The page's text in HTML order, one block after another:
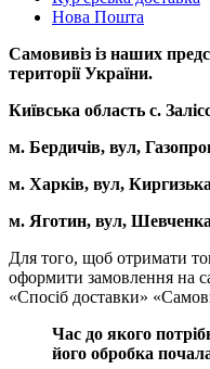
Нова Пошта
Самовивіз із наших
території України.
Київська область с.
м. Бердичів, вул,
м. Харків, вул,
м. Яготин, вул,
Для того, щоб отримати
оформити замовлення на
«Спосіб доставки»
Час до якого
його обробка